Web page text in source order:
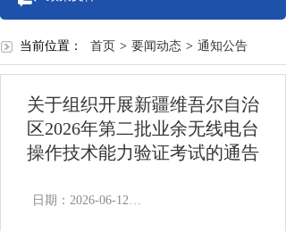
当前位置： 首页 > 要闻动态 > 通知公告
关于组织开展新疆维吾尔自治
区2026年第二批业余无线电台
操作技术能力验证考试的通告